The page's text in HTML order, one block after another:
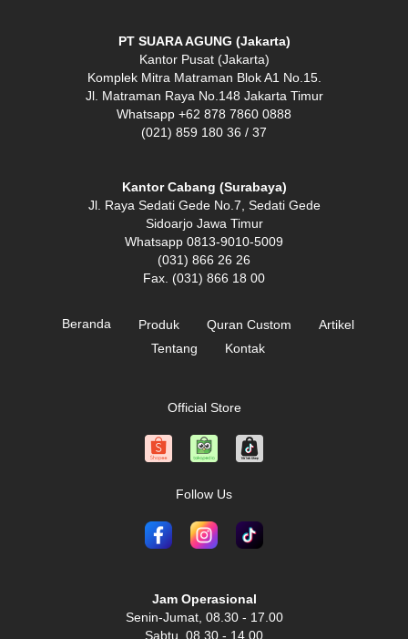
PT SUARA AGUNG (Jakarta)
Kantor Pusat (Jakarta)
Komplek Mitra Matraman Blok A1 No.15.
Jl. Matraman Raya No.148 Jakarta Timur
Whatsapp +62 878 7860 0888
(021) 859 180 36 / 37
Kantor Cabang (Surabaya)
Jl. Raya Sedati Gede No.7, Sedati Gede
Sidoarjo Jawa Timur
Whatsapp 0813-9010-5009
(031) 866 26 26
Fax. (031) 866 18 00
Beranda Produk Quran Custom
Artikel
Tentang
Kontak
Official Store
Follow Us
Jam Operasional
Senin-Jumat, 08.30 - 17.00
Sabtu, 08.30 - 14.00